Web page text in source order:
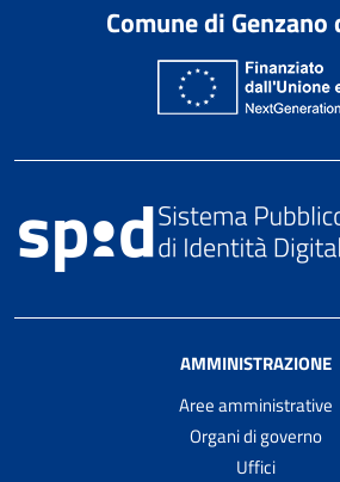
Comune di Genzano
AMMINISTRAZIONE
Aree amministrative
Organi di governo
Uffici